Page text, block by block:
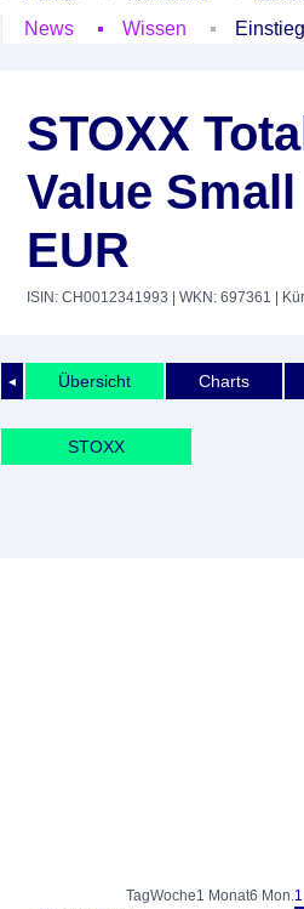
News
Wissen Einstieg
STOXX
Value
EUR
ISIN: CH0012341993 | WKN: 697361 |
◄ Übersicht Charts
STOXX
TagWoche1 Monat6 Mon.